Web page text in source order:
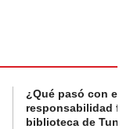
¿Qué pasó con el
responsabilidad
biblioteca de